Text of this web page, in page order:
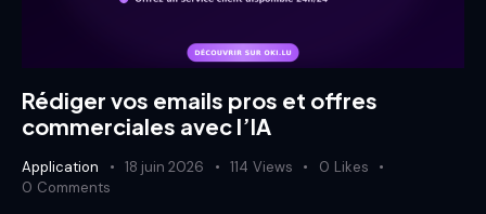
Rédiger vos emails pros et offres
commerciales avec l’IA
Application 18 juin 2026 114 Views 0 Likes
0 Comments